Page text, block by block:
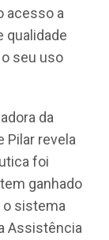
acesso a
qualidade
seu uso
da
Pilar revela
foi
ganhado
o sistema
Assistência